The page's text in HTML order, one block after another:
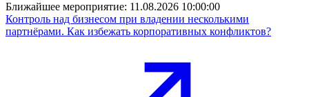
Ближайшее мероприятие: 11.08.2026 10:00:00
Контроль над бизнесом при владении несколькими
партнёрами. Как избежать корпоративных конфликтов?